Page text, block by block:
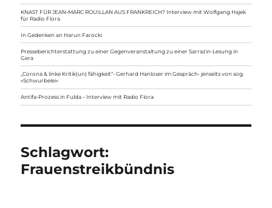
KNAST FÜR JEAN-MARC ROUILLAN AUS FRANKREICH? Interview mit Wolfgang Hajek
für Radio Flora
In Gedenken an Harun Farocki
Presseberichterstattung zu einer Gegenveranstaltung zu einer Sarrazin-Lesung in
Gera
„Corona & linke Kritik(un) fähigkeit“- Gerhard Hanloser im Gespräch- jenseits von sog.
»Schwurbelei«
Antifa-Prozess in Fulda – Interview mit Radio Flora
Schlagwort:
Frauenstreikbündnis